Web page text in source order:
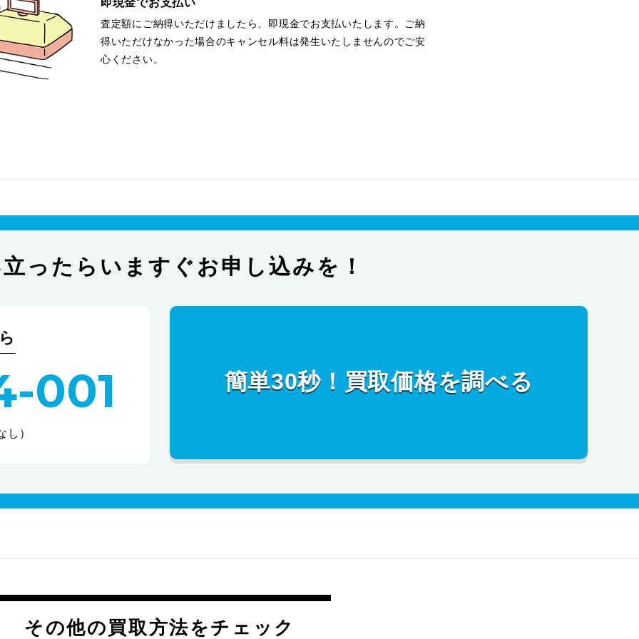
即現金でお支払い
査定額にご納得いただけましたら、即現金でお支払いたします。ご納
得いただけなかった場合のキャンセル料は発生いたしませんのでご安
心ください。
ったらいますぐお申し込みを！
001
）
簡単30秒！買取価格を調べる
その他の買取方法をチェック